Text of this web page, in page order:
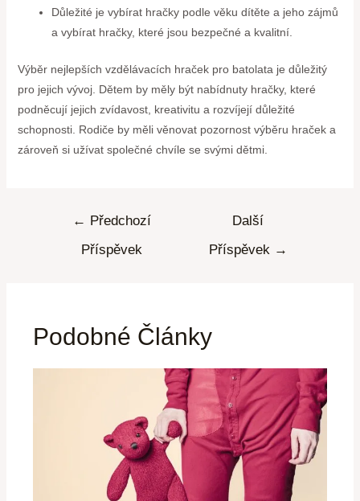
Důležité je vybírat hračky podle věku dítěte a jeho zájmů
a vybírat hračky, které jsou bezpečné a kvalitní.
Výběr nejlepších vzdělávacích hraček pro batolata je důležitý
pro jejich vývoj. Dětem by měly být nabídnuty hračky, které
podněcují jejich zvídavost, kreativitu a rozvíjejí důležité
schopnosti. Rodiče by měli věnovat pozornost výběru hraček a
zároveň si užívat společné chvíle se svými dětmi.
← Předchozí
Příspěvek
Další
Příspěvek →
Podobné Články